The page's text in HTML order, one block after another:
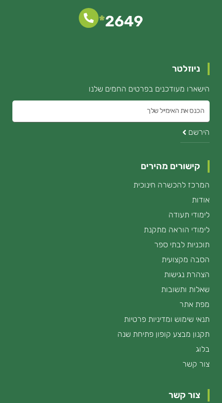
2649
*
קישורים מהירים
המרכז להכשרה חינוכית
אודות
לימודי תעודה
לימודי הוראה מתקנת
תוכניות לבתי ספר
הסבה מקצועית
הצהרת נגישות
שאלות ותשובות
מפת אתר
תנאי שימוש ומדיניות פרטיות
תקנון מבצע קופון פתיחת שנה
בלוג
צור קשר
צור קשר
ניוזלטר
הישארו מעודכנים בפרטים החמים שלנו
את
האימייל
הירשם